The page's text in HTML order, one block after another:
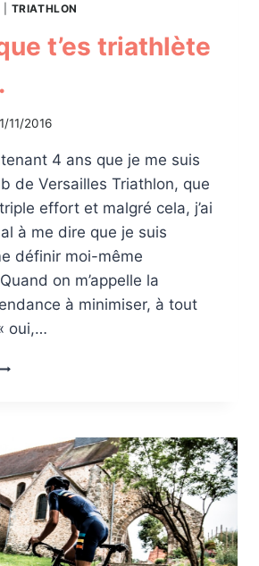
TRIATHLON
t’es triathlète
11/2016
4 ans que je me suis
de Versailles Triathlon, que
effort et malgré cela, j’ai
à me dire que je suis
définir moi-même
on m’appelle la
à minimiser, à tout
oui,…